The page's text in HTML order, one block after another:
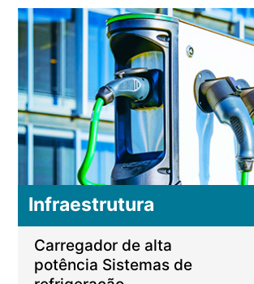
Infraestrutura
Carregador de alta
potência Sistemas de